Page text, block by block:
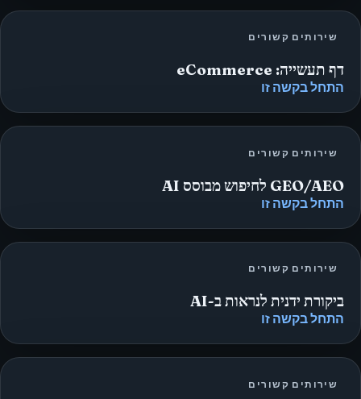
שירותים קשורים
דף תעשייה: eCommerce
התחל בקשה זו
שירותים קשורים
GEO/AEO לחיפוש מבוסס AI
התחל בקשה זו
שירותים קשורים
ביקורת ידנית לנראות ב-AI
התחל בקשה זו
שירותים קשורים